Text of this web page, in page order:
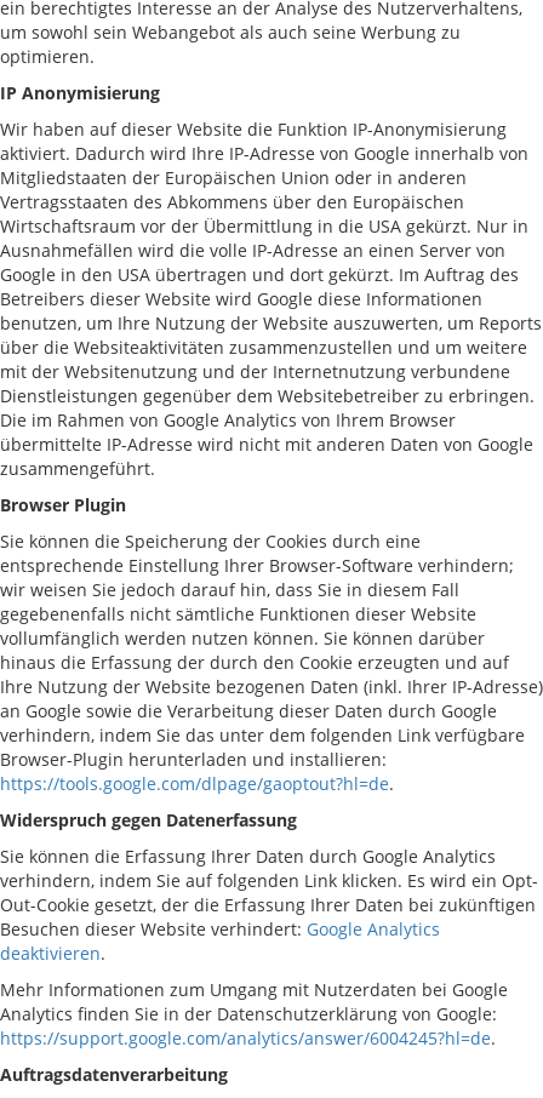
ein berechtigtes Interesse an der Analyse des Nutzerverhaltens,
um sowohl sein Webangebot als auch seine Werbung zu
optimieren.
IP Anonymisierung
Wir haben auf dieser Website die Funktion IP-Anonymisierung
aktiviert. Dadurch wird Ihre IP-Adresse von Google innerhalb von
Mitgliedstaaten der Europäischen Union oder in anderen
Vertragsstaaten des Abkommens über den Europäischen
Wirtschaftsraum vor der Übermittlung in die USA gekürzt. Nur in
Ausnahmefällen wird die volle IP-Adresse an einen Server von
Google in den USA übertragen und dort gekürzt. Im Auftrag des
Betreibers dieser Website wird Google diese Informationen
benutzen, um Ihre Nutzung der Website auszuwerten, um Reports
über die Websiteaktivitäten zusammenzustellen und um weitere
mit der Websitenutzung und der Internetnutzung verbundene
Dienstleistungen gegenüber dem Websitebetreiber zu erbringen.
Die im Rahmen von Google Analytics von Ihrem Browser
übermittelte IP-Adresse wird nicht mit anderen Daten von Google
zusammengeführt.
Browser Plugin
Sie können die Speicherung der Cookies durch eine
entsprechende Einstellung Ihrer Browser-Software verhindern;
wir weisen Sie jedoch darauf hin, dass Sie in diesem Fall
gegebenenfalls nicht sämtliche Funktionen dieser Website
vollumfänglich werden nutzen können. Sie können darüber
hinaus die Erfassung der durch den Cookie erzeugten und auf
Ihre Nutzung der Website bezogenen Daten (inkl. Ihrer IP-Adresse)
an Google sowie die Verarbeitung dieser Daten durch Google
verhindern, indem Sie das unter dem folgenden Link verfügbare
Browser-Plugin herunterladen und installieren:
https://tools.google.com/dlpage/gaoptout?hl=de.
Widerspruch gegen Datenerfassung
Sie können die Erfassung Ihrer Daten durch Google Analytics
verhindern, indem Sie auf folgenden Link klicken. Es wird ein Opt-
Out-Cookie gesetzt, der die Erfassung Ihrer Daten bei zukünftigen
Besuchen dieser Website verhindert: Google Analytics
deaktivieren.
Mehr Informationen zum Umgang mit Nutzerdaten bei Google
Analytics finden Sie in der Datenschutzerklärung von Google:
https://support.google.com/analytics/answer/6004245?hl=de.
Auftragsdatenverarbeitung